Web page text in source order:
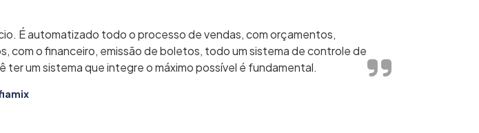
É automatizado todo o processo de vendas, com orçamentos,
com o financeiro, emissão de boletos, todo um sistema de controle de
um sistema que integre o máximo possível é fundamental.